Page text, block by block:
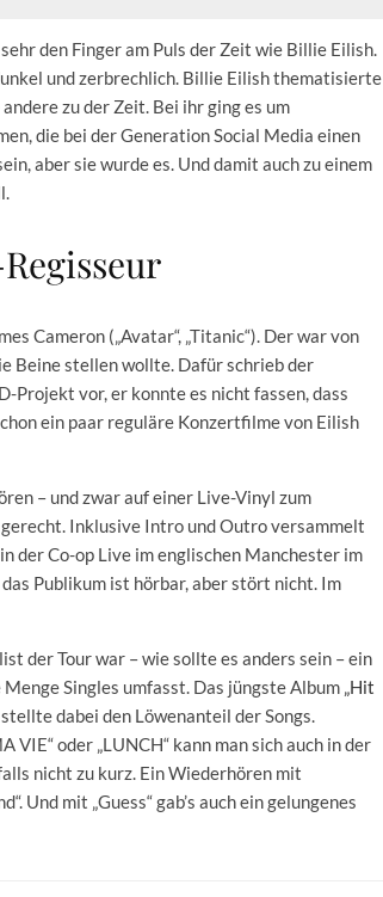
den Finger am Puls der Zeit wie Billie Eilish.
und zerbrechlich. Billie Eilish thematisierte
zu der Zeit. Bei ihr ging es um
die bei der Generation Social Media einen
aber sie wurde es. Und damit auch zu einem
Cameron („Avatar“, „Titanic“). Der war von
Beine stellen wollte. Dafür schrieb der
Projekt vor, er konnte es nicht fassen, dass
ein paar reguläre Konzertfilme von Eilish
– und zwar auf einer Live-Vinyl zum
Inklusive Intro und Outro versammelt
der Co-op Live im englischen Manchester im
Publikum ist hörbar, aber stört nicht. Im
der Tour war – wie sollte es anders sein – ein
Singles umfasst. Das jüngste Album „Hit
dabei den Löwenanteil der Songs.
VIE“ oder „LUNCH“ kann man sich auch in der
nicht zu kurz. Ein Wiederhören mit
Und mit „Guess“ gab’s auch ein gelungenes